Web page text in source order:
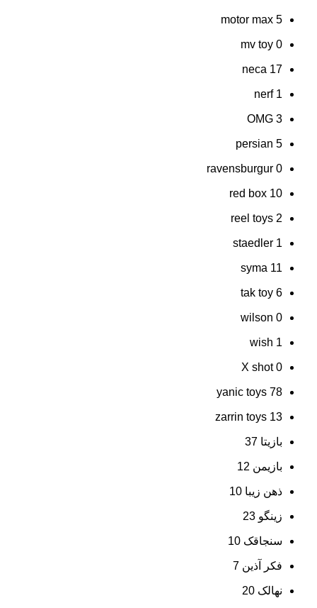
motor max 5
mv toy 0
neca 17
nerf 1
OMG 3
persian 5
ravensburgur 0
red box 10
reel toys 2
staedler 1
syma 11
tak toy 6
wilson 0
wish 1
X shot 0
yanic toys 78
zarrin toys 13
بازیتا 37
بازیمن 12
ذهن زیبا 10
زینگو 23
سنجاقک 10
فکر آذین 7
نهالک 20